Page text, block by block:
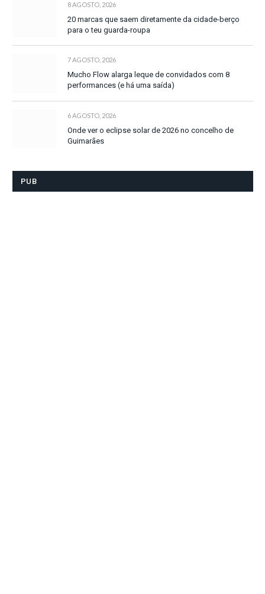
8 AGOSTO, 2026
20 marcas que saem diretamente da cidade-berço
para o teu guarda-roupa
7 AGOSTO, 2026
Mucho Flow alarga leque de convidados com 8
performances (e há uma saída)
6 AGOSTO, 2026
Onde ver o eclipse solar de 2026 no concelho de
Guimarães
PUB